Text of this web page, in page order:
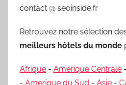
contact @ seoinside.fr
Retrouvez notre sélection
meilleurs hôtels du monde
Afrique - Amerique Centrale -
- Amerique du Sud - Asie -